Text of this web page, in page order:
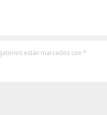
están marcados con *